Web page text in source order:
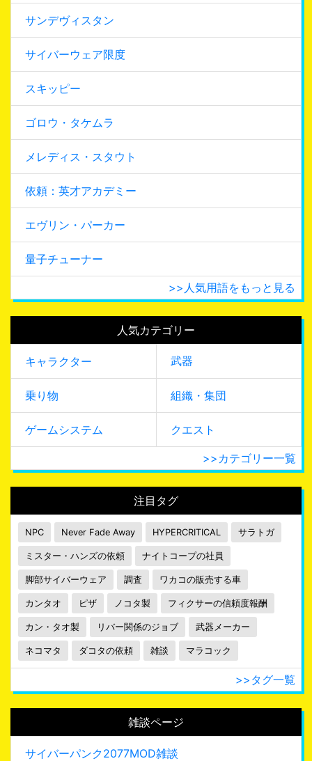
サンデヴィスタン
サイバーウェア限度
スキッピー
ゴロウ・タケムラ
メレディス・スタウト
依頼：英才アカデミー
エヴリン・パーカー
量子チューナー
>>人気用語をもっと見る
人気カテゴリー
キャラクター 武器
乗り物 組織・集団
ゲームシステム クエスト
>>カテゴリー一覧
注目タグ
NPC Never Fade Away HYPERCRITICAL サラトガ
ミスター・ハンズの依頼 ナイトコープの社員
脚部サイバーウェア 調査 ワカコの販売する車
カンタオ ピザ ノコタ製 フィクサーの信頼度報酬
カン・タオ製 リバー関係のジョブ 武器メーカー
ネコマタ ダコタの依頼 雑談 マラコック
>>タグ一覧
雑談ページ
サイバーパンク2077MOD雑談